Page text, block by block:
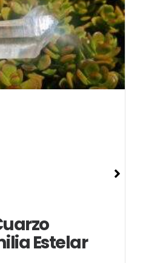
Estelar